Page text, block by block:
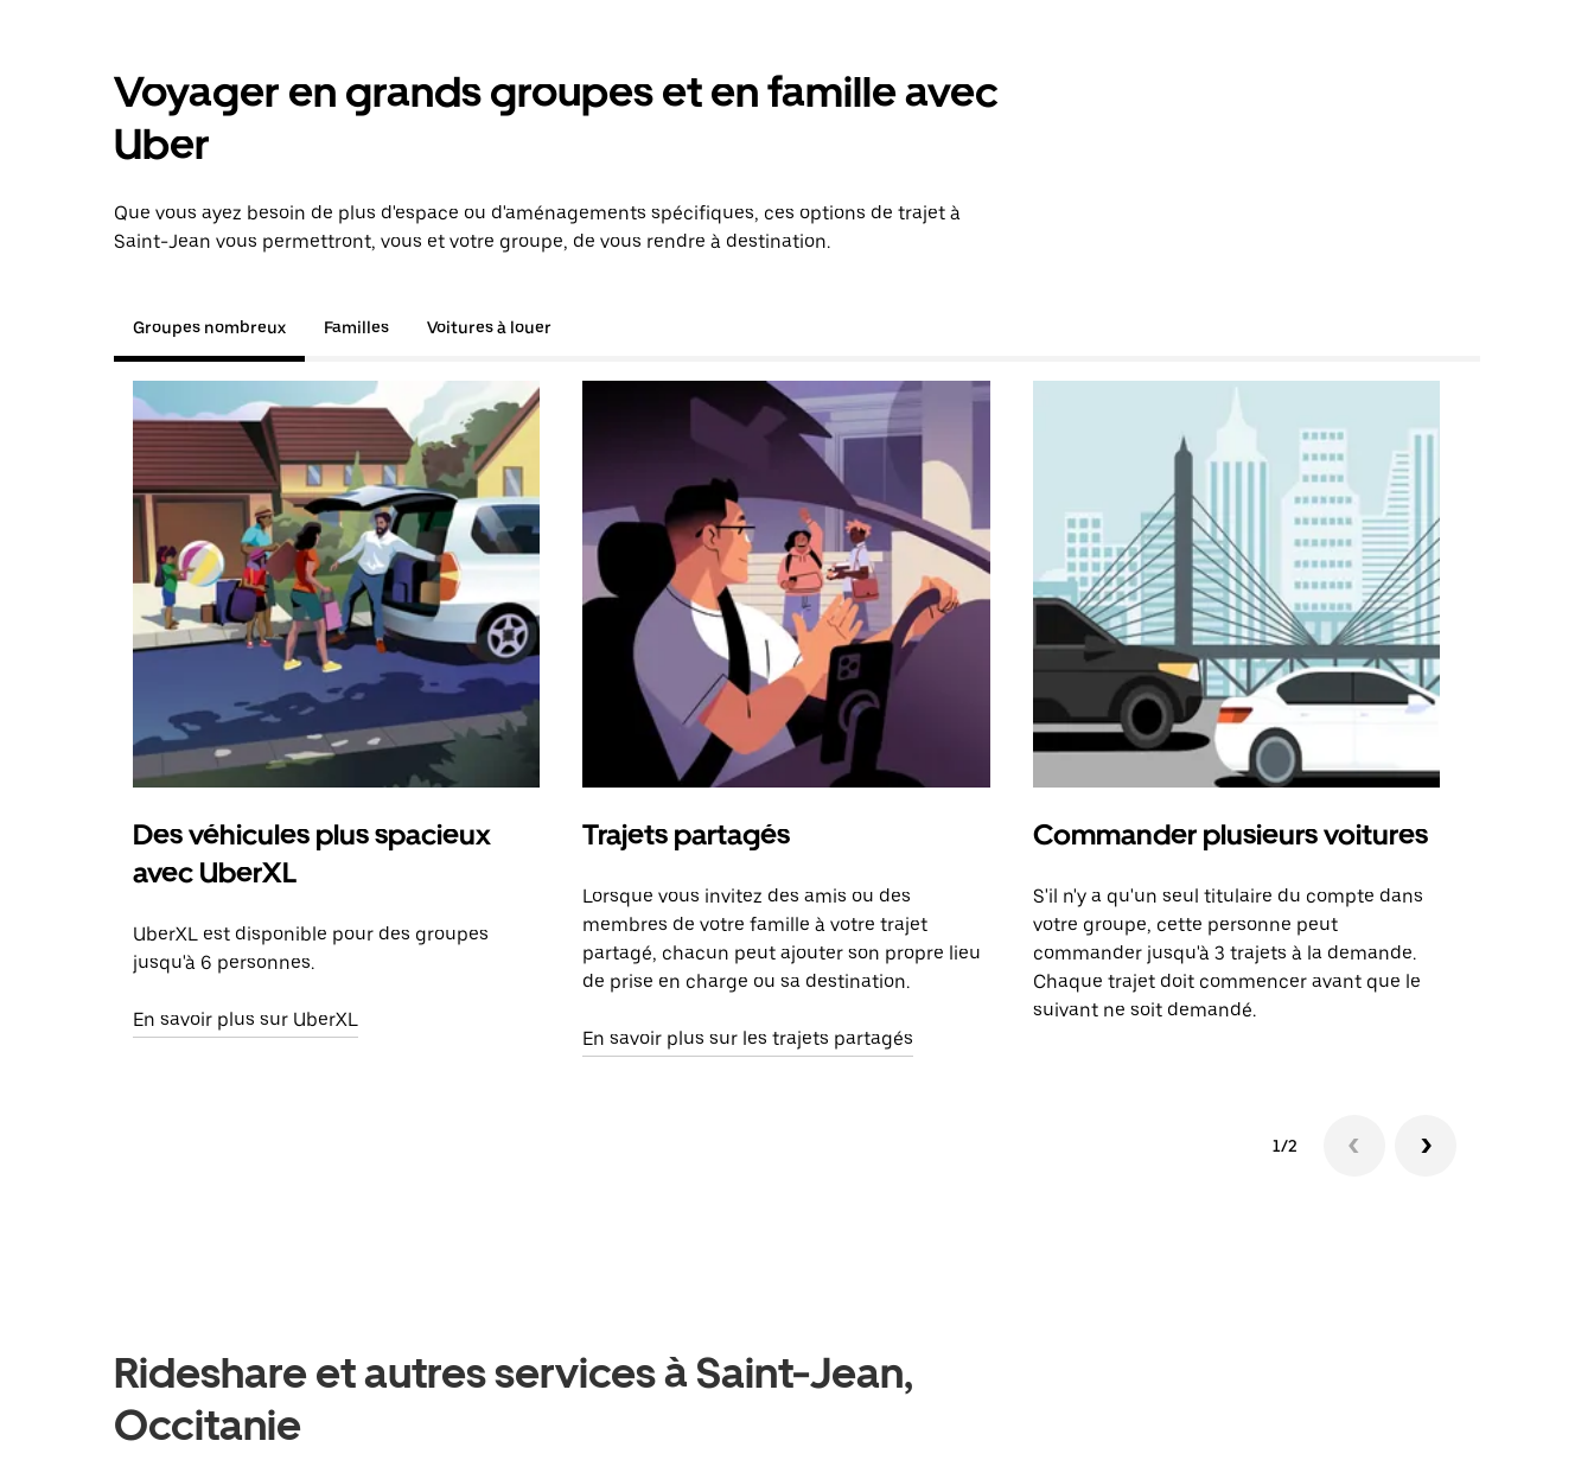
Voyager en grands groupes et en famille avec
Uber
Que vous ayez besoin de plus d'espace ou d'aménagements spécifiques, ces options de trajet à
Saint-Jean vous permettront, vous et votre groupe, de vous rendre à destination.
Groupes nombreux Familles Voitures à louer
Des véhicules plus spacieux
avec UberXL
UberXL est disponible pour des groupes
jusqu'à 6 personnes.
En savoir plus sur UberXL
Trajets partagés
Lorsque vous invitez des amis ou des
membres de votre famille à votre trajet
partagé, chacun peut ajouter son propre lieu
de prise en charge ou sa destination.
En savoir plus sur les trajets partagés
Commander plusieurs voitures
S'il n'y a qu'un seul titulaire du compte dans
votre groupe, cette personne peut
commander jusqu'à 3 trajets à la demande.
Chaque trajet doit commencer avant que le
suivant ne soit demandé.
1/2
Rideshare et autres services à Saint-Jean,
Occitanie